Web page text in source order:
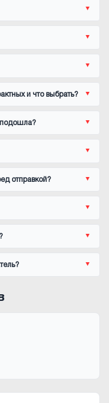
и что выбрать?
подошла?
отправкой?